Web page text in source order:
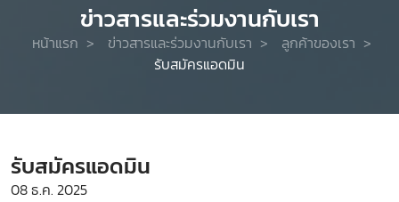
ข่าวสารและร่วมงานกับเรา
หน้าแรก > ข่าวสารและร่วมงานกับเรา > ลูกค้าของเรา >
รับสมัครแอดมิน
รับสมัครแอดมิน
08 ธ.ค. 2025